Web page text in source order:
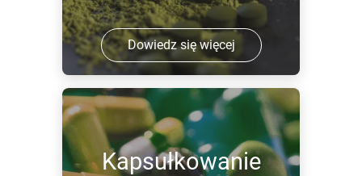
Dowiedz się więcej
Kapsułkowanie